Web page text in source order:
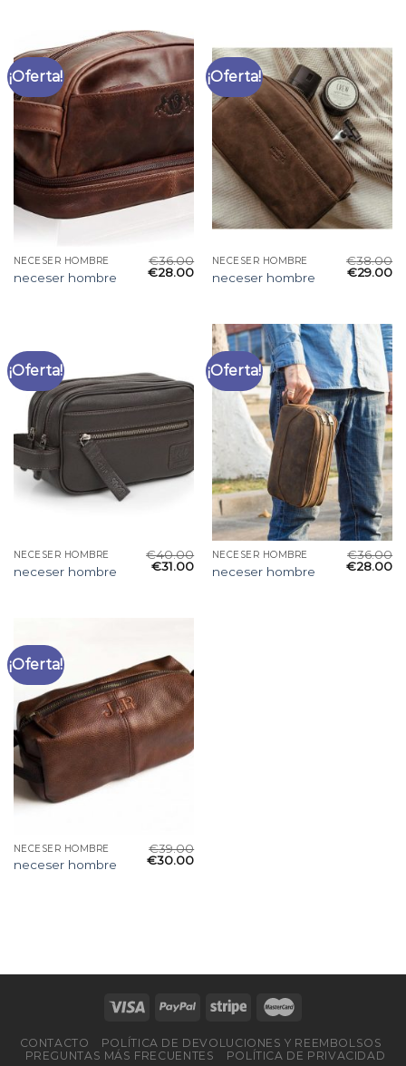
¡Oferta!
NECESER HOMBRE
neceser hombre
€36.00
€28.00
¡Oferta!
NECESER HOMBRE
neceser hombre
€38.00
€29.00
¡Oferta!
NECESER HOMBRE
neceser hombre
€40.00
€31.00
¡Oferta!
NECESER HOMBRE
neceser hombre
€36.00
€28.00
¡Oferta!
NECESER HOMBRE
neceser hombre
€39.00
€30.00
CONTACTO
POLÍTICA DE DEVOLUCIONES Y REEMBOLSOS
PREGUNTAS MÁS FRECUENTES
POLÍTICA DE PRIVACIDAD